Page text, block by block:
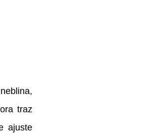
traz
ajuste